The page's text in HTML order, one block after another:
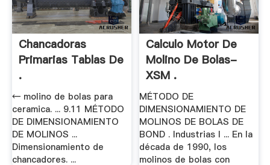
Chancadoras
Primarias Tablas De
.
← molino de bolas para
ceramica. ... 9.11 MÉTODO
DE DIMENSIONAMIENTO
DE MOLINOS ...
Dimensionamiento de
chancadores. ...
Calculo Motor De
Molino De Bolas-
XSM .
MÉTODO DE
DIMENSIONAMIENTO DE
MOLINOS DE BOLAS DE
BOND . Industrias I ... En la
década de 1990, los
molinos de bolas con